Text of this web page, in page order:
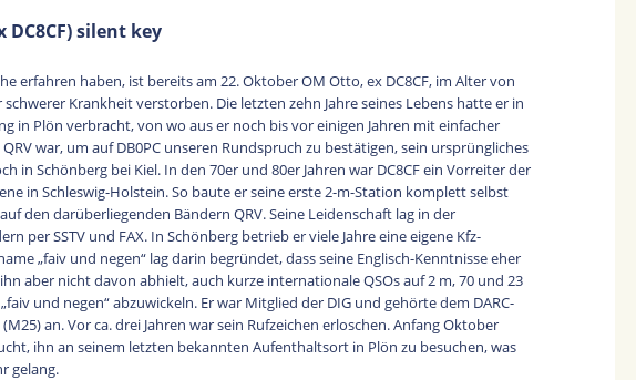
DC8CF) silent key
erfahren haben, ist bereits am 22. Oktober OM Otto, ex DC8CF, im Alter von
schwerer Krankheit verstorben. Die letzten zehn Jahre seines Lebens hatte er in
in Plön verbracht, von wo aus er noch bis vor einigen Jahren mit einfacher
war, um auf DB0PC unseren Rundspruch zu bestätigen, sein ursprüngliches
in Schönberg bei Kiel. In den 70er und 80er Jahren war DC8CF ein Vorreiter der
in Schleswig-Holstein. So baute er seine erste 2-m-Station komplett selbst
den darüberliegenden Bändern QRV. Seine Leidenschaft lag in der
per SSTV und FAX. In Schönberg betrieb er viele Jahre eine eigene Kfz-
„faiv und negen“ lag darin begründet, dass seine Englisch-Kenntnisse eher
aber nicht davon abhielt, auch kurze internationale QSOs auf 2 m, 70 und 23
und negen“ abzuwickeln. Er war Mitglied der DIG und gehörte dem DARC-
an. Vor ca. drei Jahren war sein Rufzeichen erloschen. Anfang Oktober
ihn an seinem letzten bekannten Aufenthaltsort in Plön zu besuchen, was
gelang.